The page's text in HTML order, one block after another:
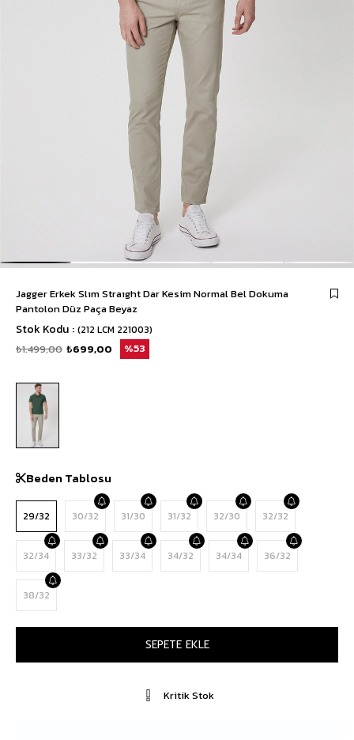
Jagger Erkek Slım Straıght Dar Kesim Normal Bel Dokuma
Pantolon Düz Paça Beyaz
Stok Kodu (212 LCM 221003)
₺1.499,00 ₺699,00 53
Beden Tablosu
29/32 30/32 31/30 31/32 32/30 32/32
32/34 33/32 33/34 34/32 34/34 36/32
38/32
Kritik Stok